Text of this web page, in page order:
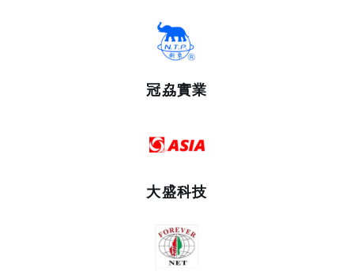
冠劦實業
大盛科技